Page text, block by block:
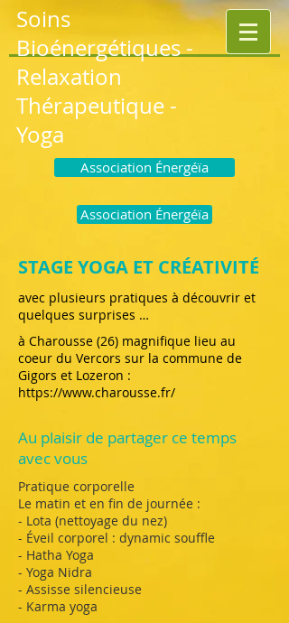
Soins
Bioénergétiques-
Relaxation
Thérapeutique -
Yoga
Association Énergéïa
Association Énergéïa
STAGE YOGA ET CRÉATIVITÉ
avec plusieurs pratiques à découvrir et
quelques surprises …
à Charousse (26) magnifique lieu au
coeur du Vercors sur la commune de
Gigors et Lozeron :
https://www.charousse.fr/
Au plaisir de partager ce temps
avec vous
Pratique corporelle
Le matin et en fin de journée :
- Lota (nettoyage du nez)
- Éveil corporel : dynamic souffle
- Hatha Yoga
- Yoga Nidra
- Assisse silencieuse
- Karma yoga